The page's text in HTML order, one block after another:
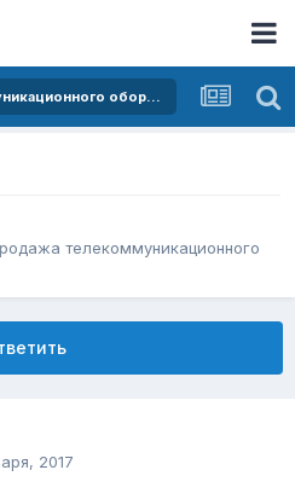
Покупка и продажа телекоммуникационного оборудования
телекоммуникационного
2017